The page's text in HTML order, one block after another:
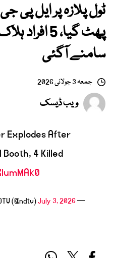
ٹول پلازہ پر ایل
پھٹ گیا، 5
سامنے آگئی
جمعہ 3 جولائی 2026
ویب ڈیسک
Explodes After
Booth, 4 Killed
— NDTV (@ndtv)
July 3, 2026